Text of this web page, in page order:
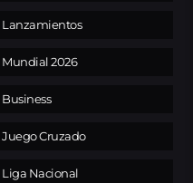
Lanzamientos
Mundial 2026
Business
Juego Cruzado
Liga Nacional